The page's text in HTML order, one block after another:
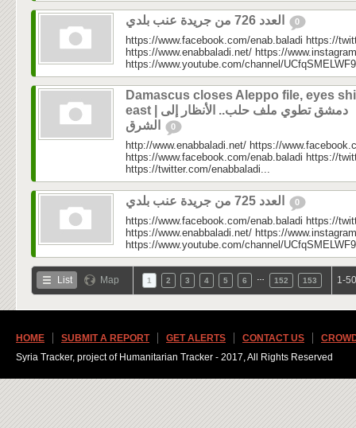
0
https://www.facebook.com/enab.baladi https://
https://www.enabbaladi.net/ https://
https://www.youtube.com/channel/
Damascus closes Aleppo file, eyes
east | دمشق تطوي ملف حلب.. الأنظار إلى
0
http://www.enabbaladi.net/ https://
https://www.facebook.com/enab.baladi https://
https://twitter.com/enabbaladi...
0
https://www.facebook.com/enab.baladi https://
https://www.enabbaladi.net/ https://
https://www.youtube.com/channel/
List Map 1 2 3 4 5 6 152 153 1-
HOME SUBMIT A REPORT GET ALERTS CONTACT US
Syria Tracker, project of Humanitarian Tracker - 2017, All Rights Reserved